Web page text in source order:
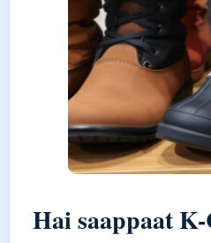
Hai saappaat